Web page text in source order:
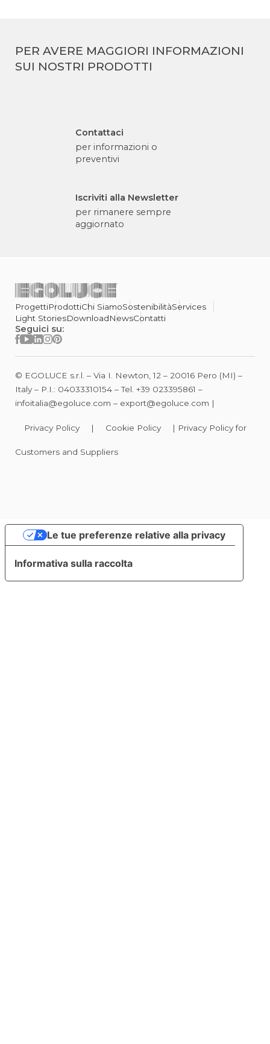
PER AVERE MAGGIORI INFORMAZIONI
SUI NOSTRI PRODOTTI
Contattaci
per informazioni o
preventivi
Iscriviti alla Newsletter
per rimanere sempre
aggiornato
ProgettiProdottiChi SiamoSostenibilitàServices
Light StoriesDownloadNewsContatti
Seguici su:
© EGOLUCE s.r.l. – Via I. Newton, 12 – 20016 Pero (MI) –
Italy – P.I.: 04033310154 – Tel. +39 023395861 –
infoitalia@egoluce.com – export@egoluce.com |
Privacy Policy | Cookie Policy | Privacy Policy for
Customers and Suppliers
Informativa sulla raccolta
Le tue preferenze relative alla privacy